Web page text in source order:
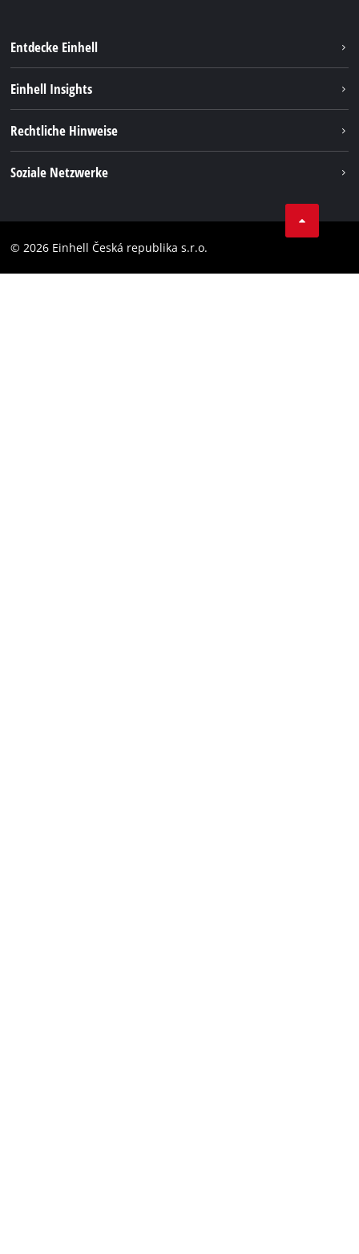
Entdecke Einhell
Akkusystem
Einhell Insights
Rechtliche Hinweise
Barrierefreiheits-Erklärung
Soziale Netzwerke
Instagram
© 2026 Einhell Česká republika s.r.o.